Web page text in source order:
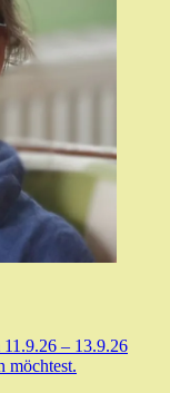
– 13.9.26
möchtest.